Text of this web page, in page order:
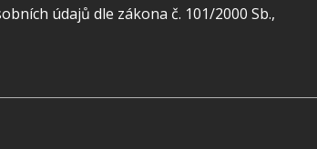
údajů dle zákona č. 101/2000 Sb.,